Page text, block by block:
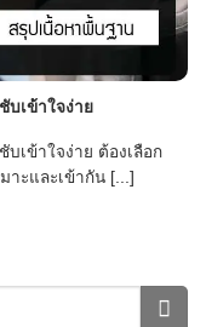
บเข้าใจง่าย
เข้าใจง่าย ต้องเลือก
าะและเข้ากัน [...]